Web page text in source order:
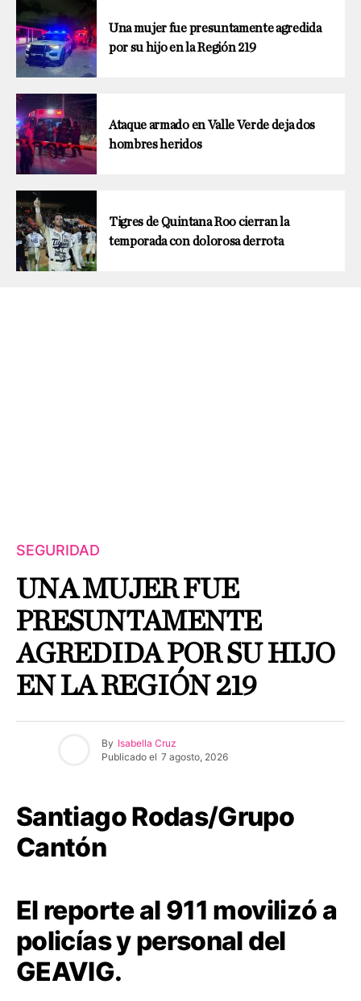
Una mujer fue presuntamente agredida
por su hijo en la Región 219
Ataque armado en Valle Verde deja dos
hombres heridos
Tigres de Quintana Roo cierran la
temporada con dolorosa derrota
SEGURIDAD
UNA MUJER FUE
PRESUNTAMENTE
AGREDIDA POR SU HIJO
EN LA REGIÓN 219
By Isabella Cruz
Publicado el 7 agosto, 2026
Santiago Rodas/Grupo
Cantón
El reporte al 911 movilizó a
policías y personal del
GEAVIG.